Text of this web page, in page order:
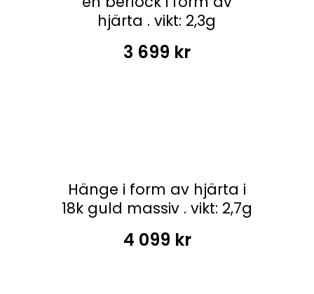
hjärta . vikt: 2,3g
3 699 kr
Hänge i form av hjärta i
18k guld massiv . vikt: 2,7g
4 099 kr